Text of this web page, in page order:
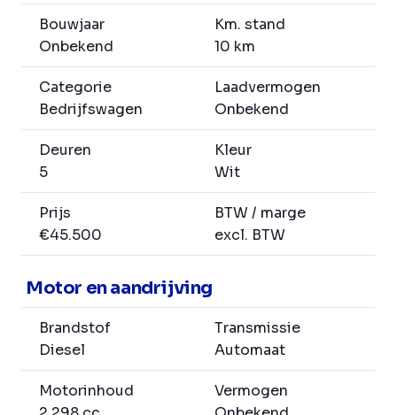
Bouwjaar
Onbekend
Km. stand
10 km
Categorie
Bedrijfswagen
Laadvermogen
Onbekend
Deuren
5
Kleur
Wit
Prijs
€45.500
BTW / marge
excl. BTW
Motor en aandrijving
Brandstof
Diesel
Transmissie
Automaat
Motorinhoud
Vermogen